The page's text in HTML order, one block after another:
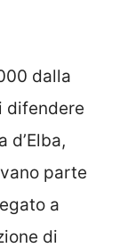
dalla
difendere
d’Elba,
parte
a
di